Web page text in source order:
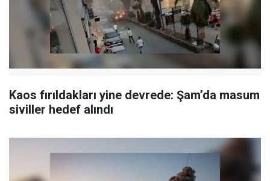
Kaos fırıldakları yine devrede: Şam’da masum
siviller hedef alındı